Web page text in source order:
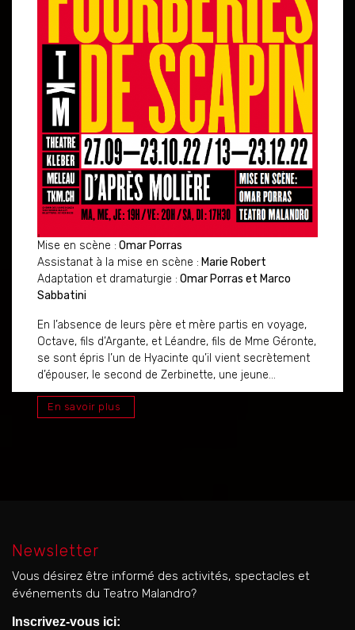
Mise en scène : Omar Porras
Assistanat à la mise en scène : Marie Robert
Adaptation et dramaturgie : Omar Porras et Marco
Sabbatini
En l’absence de leurs père et mère partis en voyage,
Octave, fils d’Argante, et Léandre, fils de Mme Géronte,
se sont épris l’un de Hyacinte qu’il vient secrètement
d’épouser, le second de Zerbinette, une jeune...
En savoir plus
Newsletter
Vous désirez être informé des activités, spectacles et
événements du Teatro Malandro?
Inscrivez-vous ici: